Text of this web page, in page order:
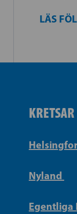
LÄS
KRETSAR
Nyland
Egentliga